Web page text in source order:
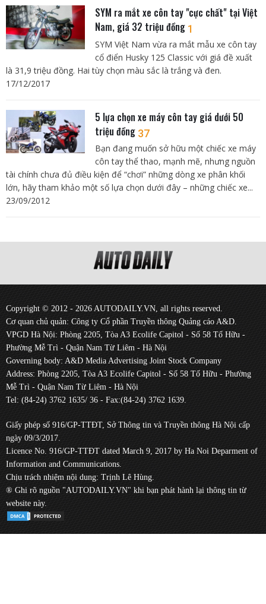
SYM ra mắt xe côn tay "cực chất" tại Việt
Nam, giá 32 triệu đồng 1
SYM Việt Nam vừa ra mắt mẫu xe côn tay
cổ điển Husky 125 Classic với giá đề xuất
là 31,9 triệu đồng. Hai tùy chọn màu sắc là trắng và đen.
17/12/2017
5 lựa chọn xe máy côn tay giá dưới 50
triệu đồng 37
Bạn đang muốn sở hữu một chiếc xe máy
côn tay thể thao, mạnh mẽ, nhưng nguồn
tài chính chưa đủ điều kiện để “chơi” những dòng xe phân khối
lớn, hãy tham khảo một số lựa chọn dưới đây – những chiếc xe...
23/09/2012
Copyright © 2012 - 2026 AUTODAILY.VN, all rights reserved.
Cơ quan chủ quản: Công ty Cổ phần Truyền thông Quảng cáo A&D.
VPGD Hà Nội: Phòng 2205, Tòa A3 Ecolife Capitol - Số 58 Tố Hữu -
Phường Mễ Trì - Quận Nam Từ Liêm - Hà Nội
Governing body: A&D Media Advertising Joint Stock Company
Address: Phòng 2205, Tòa A3 Ecolife Capitol - Số 58 Tố Hữu - Phường
Mễ Trì - Quận Nam Từ Liêm - Hà Nội
Tel: (84-24) 3762 1635/ 36 - Fax:(84-24) 3762 1639.
Giấy phép số 916/GP-TTĐT, Sở Thông tin và Truyền thông Hà Nội cấp
ngày 09/3/2017.
Licence No. 916/GP-TTĐT dated March 9, 2017 by Ha Noi Deparment of
Information and Communications.
Chịu trách nhiệm nội dung: Trịnh Lê Hùng.
® Ghi rõ nguồn "AUTODAILY.VN" khi bạn phát hành lại thông tin từ
website này.